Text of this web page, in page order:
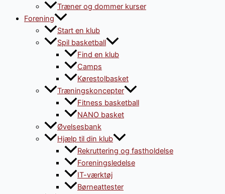
Træner og dommer kurser
Forening
Start en klub
Spil basketball
Find en klub
Camps
Kørestolbasket
Træningskoncepter
Fitness basketball
NANO basket
Øvelsesbank
Hjælp til din klub
Rekruttering og fastholdelse
Foreningsledelse
IT-værktøj
Børneattester